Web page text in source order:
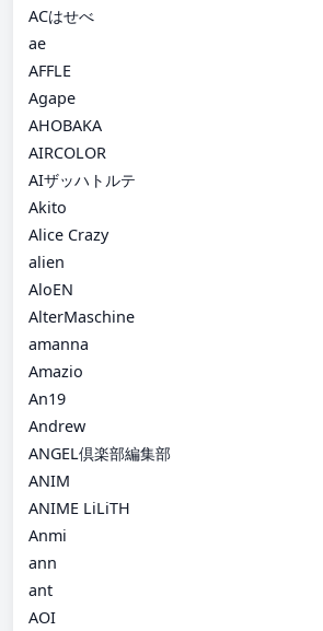
ACはせべ
ae
AFFLE
Agape
AHOBAKA
AIRCOLOR
AIザッハトルテ
Akito
Alice Crazy
alien
AloEN
AlterMaschine
amanna
Amazio
An19
Andrew
ANGEL倶楽部編集部
ANIM
ANIME LiLiTH
Anmi
ann
ant
AOI